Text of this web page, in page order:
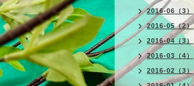
2016-06（3）
2016-05（2）
2016-04（3）
2016-03（4）
2016-02（3）